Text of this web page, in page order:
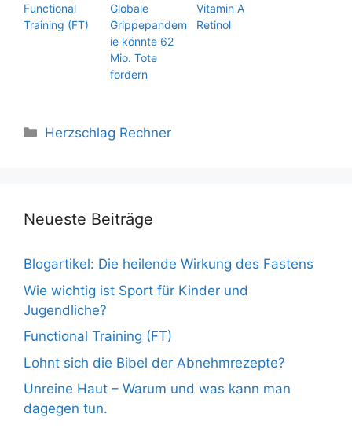
Functional
Training (FT)
Globale
Grippepandem
ie könnte 62
Mio. Tote
fordern
Vitamin A
Retinol
Kategorien
Herzschlag Rechner
Neueste Beiträge
Blogartikel: Die heilende Wirkung des Fastens
Wie wichtig ist Sport für Kinder und
Jugendliche?
Functional Training (FT)
Lohnt sich die Bibel der Abnehmrezepte?
Unreine Haut – Warum und was kann man
dagegen tun.